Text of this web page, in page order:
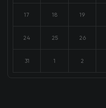
17 18 19
24 25 26
31 1 2